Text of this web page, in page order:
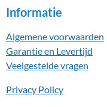
Informatie
Algemene voorwaarden
Garantie en Levertijd
Veelgestelde vragen
Privacy Policy